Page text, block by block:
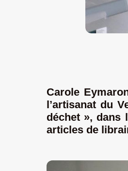
Carole
l’artisanat du
déchet », dans
articles de